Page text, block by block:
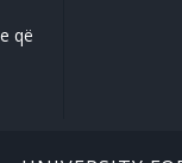
që